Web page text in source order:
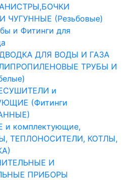
ЧУГУННЫЕ (Резьбовые)
и Фитинги для
ДЛЯ ВОДЫ И ГАЗА
ТРУБЫ И
и
(Фитинги
комплектующие,
ТЕПЛОНОСИТЕЛИ, КОТЛЫ,
И
ПРИБОРЫ